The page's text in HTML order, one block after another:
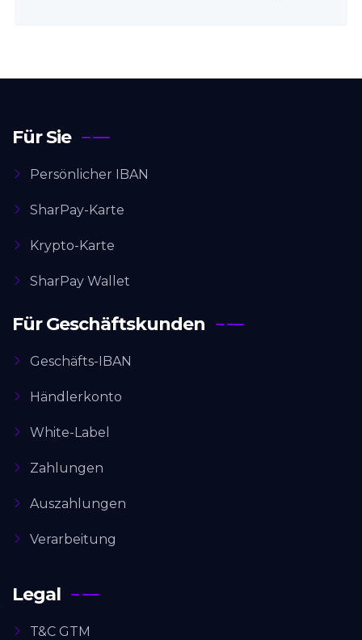
Für Sie
Persönlicher IBAN
SharPay-Karte
Krypto-Karte
SharPay Wallet
Für Geschäftskunden
Geschäfts-IBAN
Händlerkonto
White-Label
Zahlungen
Auszahlungen
Verarbeitung
Legal
T&C GTM